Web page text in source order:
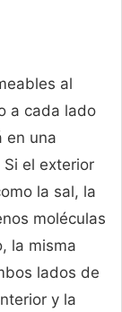
al
a cada lado
en una
el exterior
la sal, la
moléculas
la misma
lados de
y la